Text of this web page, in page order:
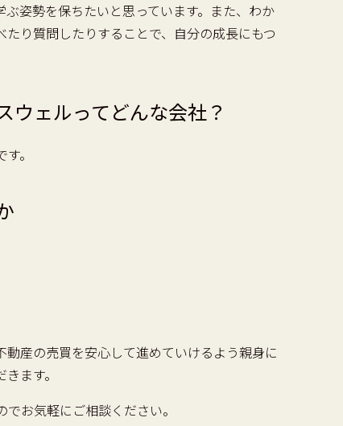
姿勢を保ちたいと思っています。また、わか
り質問したりすることで、自分の成長にもつ
ウェルってどんな会社？
。
産の売買を安心して進めていけるよう親身に
ます。
お気軽にご相談ください。